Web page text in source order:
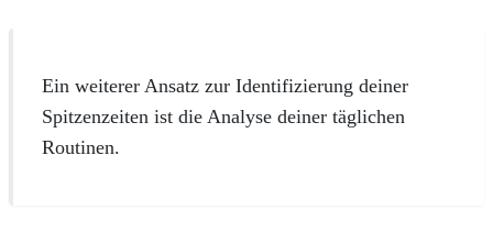
Ein weiterer Ansatz zur Identifizierung deiner
Spitzenzeiten ist die Analyse deiner täglichen
Routinen.